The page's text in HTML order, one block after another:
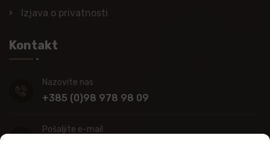
Izjava o privatnosti
Kontakt
Nazovite nas
+385 (0)98 978 98 09
Pošaljite e-mail